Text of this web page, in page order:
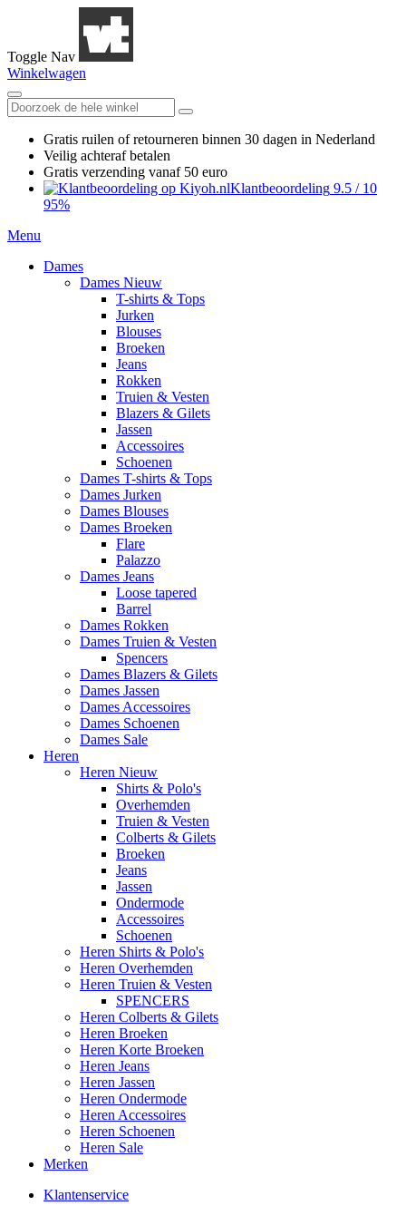
Toggle Nav
Winkelwagen
Gratis ruilen of retourneren binnen 30 dagen in Nederland
Veilig achteraf betalen
Gratis verzending vanaf 50 euro
Klantbeoordeling 9.5 / 10
95%
Menu
Dames
Dames Nieuw
T-shirts & Tops
Jurken
Blouses
Broeken
Jeans
Rokken
Truien & Vesten
Blazers & Gilets
Jassen
Accessoires
Schoenen
Dames T-shirts & Tops
Dames Jurken
Dames Blouses
Dames Broeken
Flare
Palazzo
Dames Jeans
Loose tapered
Barrel
Dames Rokken
Dames Truien & Vesten
Spencers
Dames Blazers & Gilets
Dames Jassen
Dames Accessoires
Dames Schoenen
Dames Sale
Heren
Heren Nieuw
Shirts & Polo's
Overhemden
Truien & Vesten
Colberts & Gilets
Broeken
Jeans
Jassen
Ondermode
Accessoires
Schoenen
Heren Shirts & Polo's
Heren Overhemden
Heren Truien & Vesten
SPENCERS
Heren Colberts & Gilets
Heren Broeken
Heren Korte Broeken
Heren Jeans
Heren Jassen
Heren Ondermode
Heren Accessoires
Heren Schoenen
Heren Sale
Merken
Klantenservice